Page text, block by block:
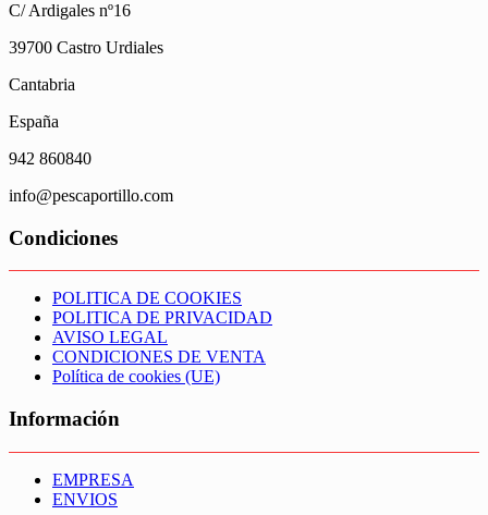
C/ Ardigales nº16
39700 Castro Urdiales
Cantabria
España
942 860840
info@pescaportillo.com
Condiciones
POLITICA DE COOKIES
POLITICA DE PRIVACIDAD
AVISO LEGAL
CONDICIONES DE VENTA
Política de cookies (UE)
Información
EMPRESA
ENVIOS